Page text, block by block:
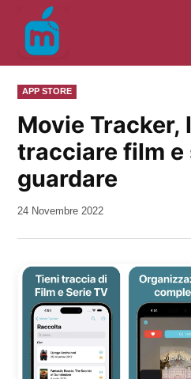
contenuto
PUBBLICATO
IN
APP STORE
Movie Tracker,
tracciare film e
guardare
da
24 Novembre 2022